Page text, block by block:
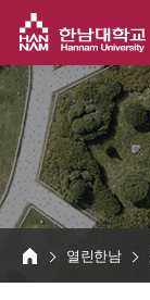
HOME
열린한남